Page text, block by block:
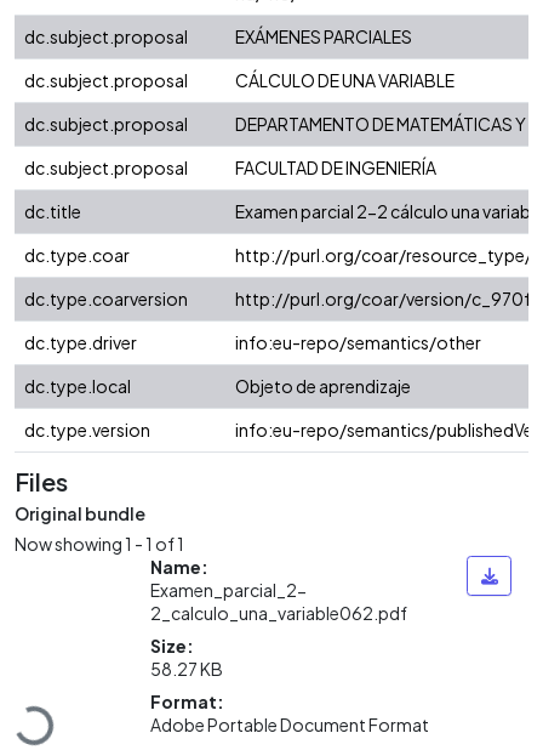
dc.subject.proposal
EXÁMENES PARCIALES
dc.subject.proposal
CÁLCULO DE UNA VARIABLE
dc.subject.proposal
DEPARTAMENTO DE MATEMÁTICAS Y
dc.subject.proposal
FACULTAD DE INGENIERÍA
dc.title
Examen parcial 2-2 cálculo una
dc.type.coar
http://purl.org/coar/resource_type/
dc.type.coarversion
http://purl.org/coar/version/
dc.type.driver
info:eu-repo/semantics/other
dc.type.local
Objeto de aprendizaje
dc.type.version
info:eu-repo/semantics/
Files
Original bundle
Now showing1 - 1 of 1
Loading...
Name:
Examen_parcial_2-
2_calculo_una_variable062.pdf
Size:
58.27 KB
Format:
Adobe Portable Document Format